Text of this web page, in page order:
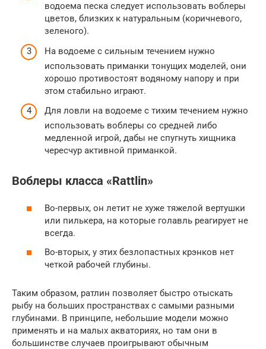
водоема песка следует использовать воблеры
цветов, близких к натуральным (коричневого,
зеленого).
На водоеме с сильным течением нужно
использовать приманки тонущих моделей, они
хорошо противостоят водяному напору и при
этом стабильно играют.
Для ловли на водоеме с тихим течением нужно
использовать воблеры со средней либо
медленной игрой, дабы не спугнуть хищника
чересчур активной приманкой.
Воблеры класса «Rattlin»
Во-первых, он летит не хуже тяжелой вертушки
или пилькера, на которые голавль реагирует не
всегда.
Во-вторых, у этих безлопастных крэнков нет
четкой рабочей глубины.
Таким образом, ратлин позволяет быстро отыскать
рыбу на больших пространствах с самыми разными
глубинами. В принципе, небольшие модели можно
применять и на малых акваториях, но там они в
большинстве случаев проигрывают обычным